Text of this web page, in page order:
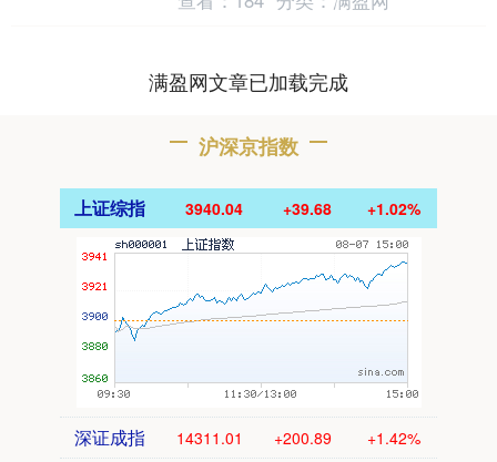
在....
满盈网文章已加载完成
沪深京指数
上证综指 3940.04 +39.68 +1.02%
深证成指 14311.01 +200.89 +1.42%